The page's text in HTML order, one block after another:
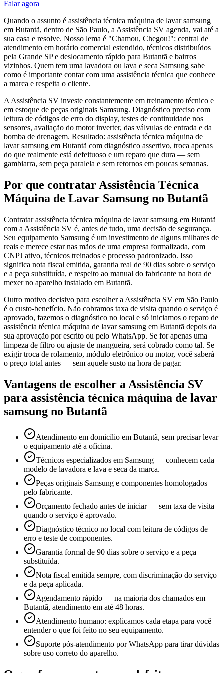
Falar agora
Quando o assunto é assistência técnica máquina de lavar samsung
em Butantã, dentro de São Paulo, a Assistência SV agenda, vai até a
sua casa e resolve. Nosso lema é "Chamou, Chegou!": central de
atendimento em horário comercial estendido, técnicos distribuídos
pela Grande SP e deslocamento rápido para Butantã e bairros
vizinhos. Quem tem uma lavadora ou lava e seca Samsung sabe
como é importante contar com uma assistência técnica que conhece
a marca e respeita o cliente.
A Assistência SV investe constantemente em treinamento técnico e
em estoque de peças originais Samsung. Diagnóstico preciso com
leitura de códigos de erro do display, testes de continuidade nos
sensores, avaliação do motor inverter, das válvulas de entrada e da
bomba de drenagem. Resultado: assistência técnica máquina de
lavar samsung em Butantã com diagnóstico assertivo, troca apenas
do que realmente está defeituoso e um reparo que dura — sem
gambiarra, sem peça paralela e sem retornos em poucas semanas.
Por que contratar Assistência Técnica
Máquina de Lavar Samsung no Butantã
Contratar assistência técnica máquina de lavar samsung em Butantã
com a Assistência SV é, antes de tudo, uma decisão de segurança.
Seu equipamento Samsung é um investimento de alguns milhares de
reais e merece estar nas mãos de uma empresa formalizada, com
CNPJ ativo, técnicos treinados e processo padronizado. Isso
significa nota fiscal emitida, garantia real de 90 dias sobre o serviço
e a peça substituída, e respeito ao manual do fabricante na hora de
mexer no aparelho instalado em Butantã.
Outro motivo decisivo para escolher a Assistência SV em São Paulo
é o custo-benefício. Não cobramos taxa de visita quando o serviço é
aprovado, fazemos o diagnóstico no local e só iniciamos o reparo de
assistência técnica máquina de lavar samsung em Butantã depois da
sua aprovação por escrito ou pelo WhatsApp. Se for apenas uma
limpeza de filtro ou ajuste de mangueira, será cobrado como tal. Se
exigir troca de rolamento, módulo eletrônico ou motor, você saberá
o preço total antes — sem aquele susto na hora de pagar.
Vantagens de escolher a Assistência SV
para assistência técnica máquina de lavar
samsung no Butantã
Atendimento em domicílio em Butantã, sem precisar levar
o equipamento até a oficina.
Técnicos especializados em Samsung — conhecem cada
modelo de lavadora e lava e seca da marca.
Peças originais Samsung e componentes homologados
pelo fabricante.
Orçamento fechado antes de iniciar — sem taxa de visita
quando o serviço é aprovado.
Diagnóstico técnico no local com leitura de códigos de
erro e teste de componentes.
Garantia formal de 90 dias sobre o serviço e a peça
substituída.
Nota fiscal emitida sempre, com discriminação do serviço
e da peça aplicada.
Agendamento rápido — na maioria dos chamados em
Butantã, atendimento em até 48 horas.
Atendimento humano: explicamos cada etapa para você
entender o que foi feito no seu equipamento.
Suporte pós-atendimento por WhatsApp para tirar dúvidas
sobre uso correto do aparelho.